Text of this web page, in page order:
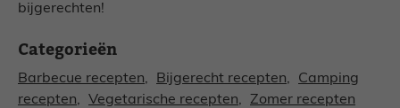
bijgerechten!
Categorieën
Barbecue recepten, Bijgerecht recepten,
Camping
recepten, Vegetarische recepten, Zomer recepten